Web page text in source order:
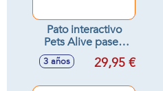
Pato interactivo
Pets Alive pasea
con sus 3 patitos,
con accesorios
3 años 29,95 €